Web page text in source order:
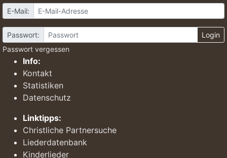
E-Mail:
Passwort:
Login
Passwort vergessen
Info:
Kontakt
Statistiken
Datenschutz
Linktipps:
Christliche Partnersuche
Liederdatenbank
Kinderlieder